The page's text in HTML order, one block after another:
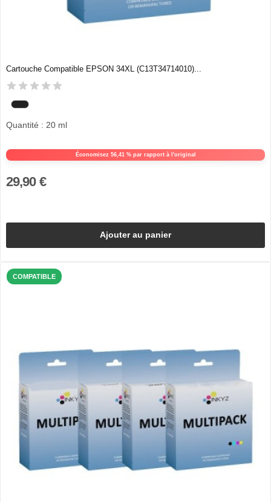
Cartouche Compatible EPSON 34XL (C13T34714010)...
Économisez 56,41 % par rapport à l'original
Quantité : 20 ml
29,90 €
Ajouter au panier
COMPATIBLE